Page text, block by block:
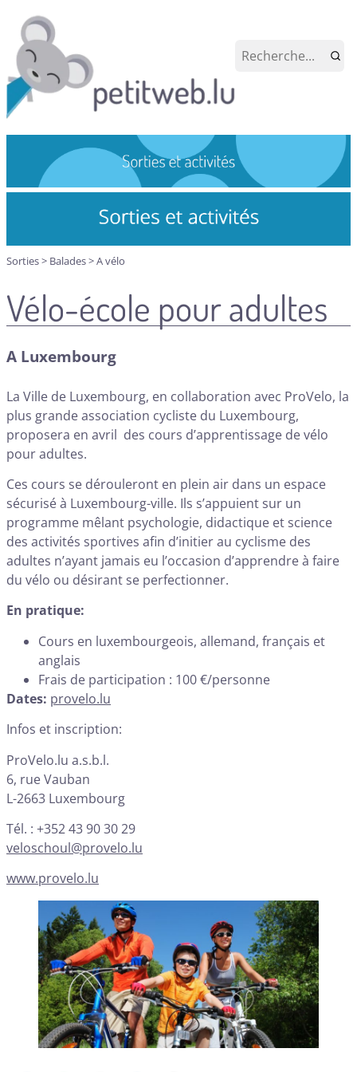
Sorties> Balades>A vélo
Vélo-école pour adultes
A Luxembourg
La Ville de Luxembourg, en collaboration avec ProVelo, la
plus grande association cycliste du Luxembourg,
proposera en avril des cours d’apprentissage de vélo
pour adultes.
Ces cours se dérouleront en plein air dans un espace
sécurisé à Luxembourg-ville. Ils s’appuient sur un
programme mêlant psychologie, didactique et science
des activités sportives afin d’initier au cyclisme des
adultes n’ayant jamais eu l’occasion d’apprendre à faire
du vélo ou désirant se perfectionner.
En pratique:
Cours en luxembourgeois, allemand, français et
anglais
Frais de participation : 100 €/personne
Dates: provelo.lu
Infos et inscription:
ProVelo.lu a.s.b.l.
6, rue Vauban
L-2663 Luxembourg
Tél. : +352 43 90 30 29
veloschoul@provelo.lu
www.provelo.lu